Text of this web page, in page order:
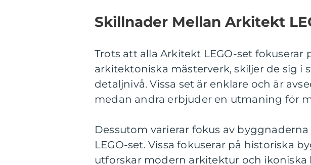
Skillnader Mellan Arkitekt
Trots att alla Arkitekt LEGO-set fokuserar
arkitektoniska mästerverk, skiljer de sig i
detaljnivå. Vissa set är enklare och är
medan andra erbjuder en utmaning för
Dessutom varierar fokus av
LEGO-set. Vissa fokuserar på historiska
utforskar modern arkitektur och